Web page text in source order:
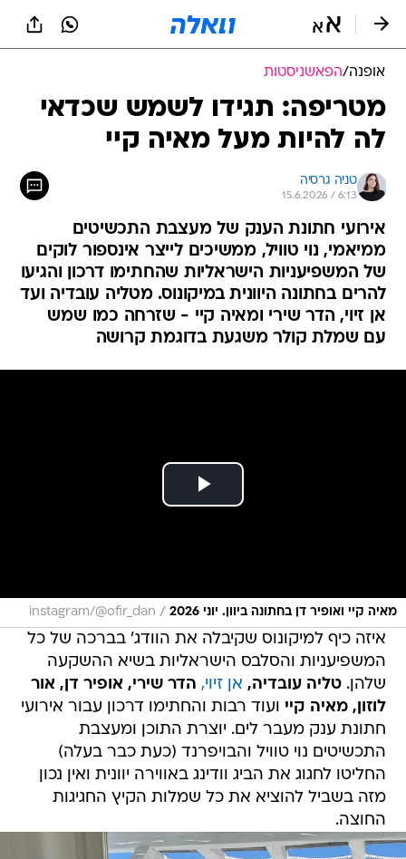
אופנה/הפאשניסטות
מטריפה: תגידו לשמש שכדאי
לה להיות מעל מאיה קיי
טניה גרסיה
15.6.2026 / 6:13
אירועי חתונת הענק של מעצבת התכשיטים
ממיאמי, נוי טוויל, ממשיכים לייצר אינספור לוקים
של המשפיעניות הישראליות שהחתימו דרכון והגיעו
להרים בחתונה היוונית במיקונוס. מטליה עובדיה ועד
אן זיוי, הדר שירי ומאיה קיי - שזרחה כמו שמש
עם שמלת קולר משגעת בדוגמת קרושה
מאיה קיי ואופיר דן בחתונה ביוון. יוני 2026 /
instagram/@ofir_dan
איזה כיף למיקונוס שקיבלה את הוודג' בברכה של כל
המשפיעניות והסלבס הישראליות בשיא ההשקעה
שלהן.טליה עובדיה, אן זיוי, הדר שירי, אופיר דן, אור
לוזון, מאיה קיי ועוד רבות והחתימו דרכון עבור אירועי
חתונת ענק מעבר לים. יוצרת התוכן ומעצבת
התכשיטים נוי טוויל והבויפרנד (כעת כבר בעלה)
החליטו לחגוג את הביג וודינג באווירה יוונית ואין נכון
מזה בשביל להוציא את כל שמלות הקיץ החגיגות
החוצה.